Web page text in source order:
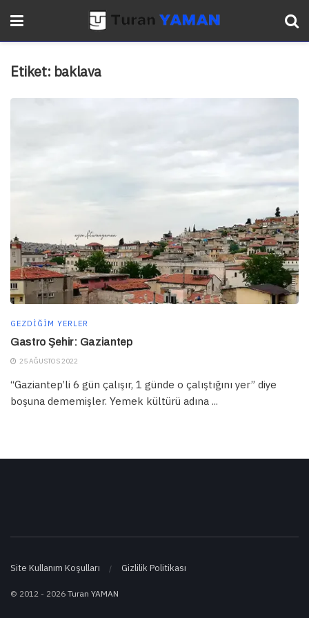
Etiket: baklava
GEZDIĞIM YERLER
Gastro Şehir: Gaziantep
25 AĞUSTOS 2022
“Gaziantep’li 6 gün çalışır, 1 günde o çalıştığını yer” diye
boşuna dememişler. Yemek kültürü adına ...
Site Kullanım Koşulları Gizlilik Politikası
© 2012 - 2026 Turan YAMAN